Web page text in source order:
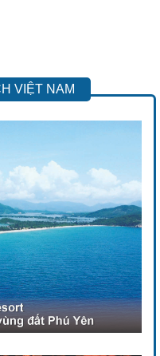
VIỆT NAM